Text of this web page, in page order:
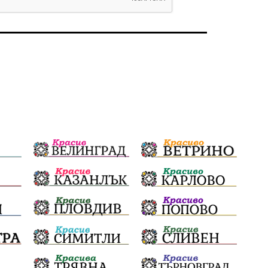
производство Добро дело
Апостол Апостолов
домашно насилие фолклор
безопасност ГДБОП Проверки